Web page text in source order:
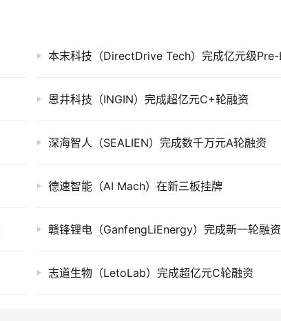
恩井科技（INGIN）完成超亿元C+轮融资
深海智人（SEALIEN）完成数千万元A轮融资
德速智能（AI Mach）在新三板挂牌
赣锋锂电（GanfengLiEnergy）完成新一轮融资
志道生物（LetoLab）完成超亿元C轮融资